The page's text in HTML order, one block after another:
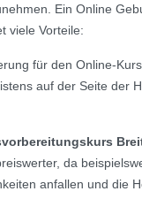
Ein Online
viele Vorteile:
für den Online-
auf der Seite der
da
anfallen und die